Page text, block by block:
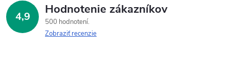
4,9 Hodnotenie zákazníkov
500 hodnotení
Zobraziť recenzie